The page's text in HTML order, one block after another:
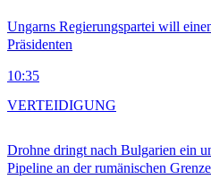
Ungarns Regierungspartei will
Präsidenten
10:35
Drohne dringt nach Bulgarien ein
Pipeline an der rumänischen Grenze
VERTEIDIGUNG